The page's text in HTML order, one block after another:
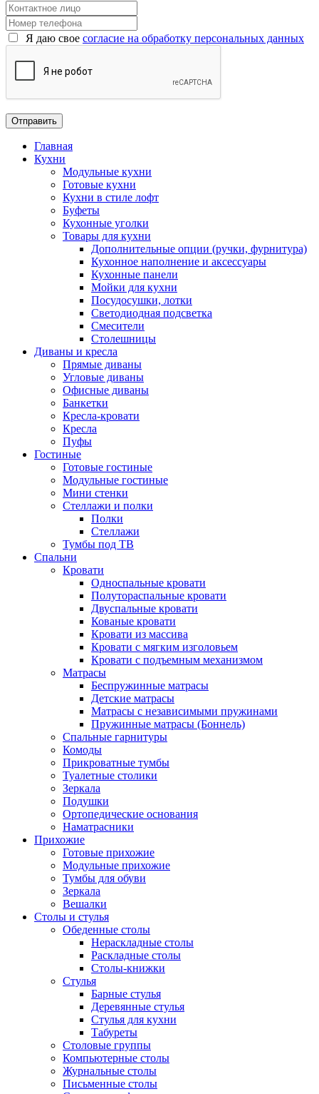
Я даю свое согласие на обработку персональных данных
Главная
Кухни
Модульные кухни
Готовые кухни
Кухни в стиле лофт
Буфеты
Кухонные уголки
Товары для кухни
Дополнительные опции (ручки, фурнитура)
Кухонное наполнение и аксессуары
Кухонные панели
Мойки для кухни
Посудосушки, лотки
Светодиодная подсветка
Смесители
Столешницы
Диваны и кресла
Прямые диваны
Угловые диваны
Офисные диваны
Банкетки
Кресла-кровати
Кресла
Пуфы
Гостиные
Готовые гостиные
Модульные гостиные
Мини стенки
Стеллажи и полки
Полки
Стеллажи
Тумбы под ТВ
Спальни
Кровати
Односпальные кровати
Полутораспальные кровати
Двуспальные кровати
Кованые кровати
Кровати из массива
Кровати с мягким изголовьем
Кровати с подъемным механизмом
Матрасы
Беспружинные матрасы
Детские матрасы
Матрасы с независимыми пружинами
Пружинные матрасы (Боннель)
Спальные гарнитуры
Комоды
Прикроватные тумбы
Туалетные столики
Зеркала
Подушки
Ортопедические основания
Наматрасники
Прихожие
Готовые прихожие
Модульные прихожие
Тумбы для обуви
Зеркала
Вешалки
Столы и стулья
Обеденные столы
Нераскладные столы
Раскладные столы
Столы-книжки
Стулья
Барные стулья
Деревянные стулья
Стулья для кухни
Табуреты
Столовые группы
Компьютерные столы
Журнальные столы
Письменные столы